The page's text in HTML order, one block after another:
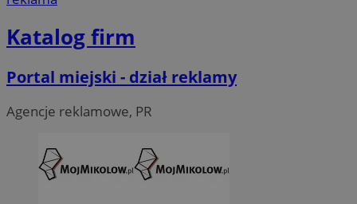
Katalog firm
Portal miejski - dział reklamy
Agencje reklamowe, PR